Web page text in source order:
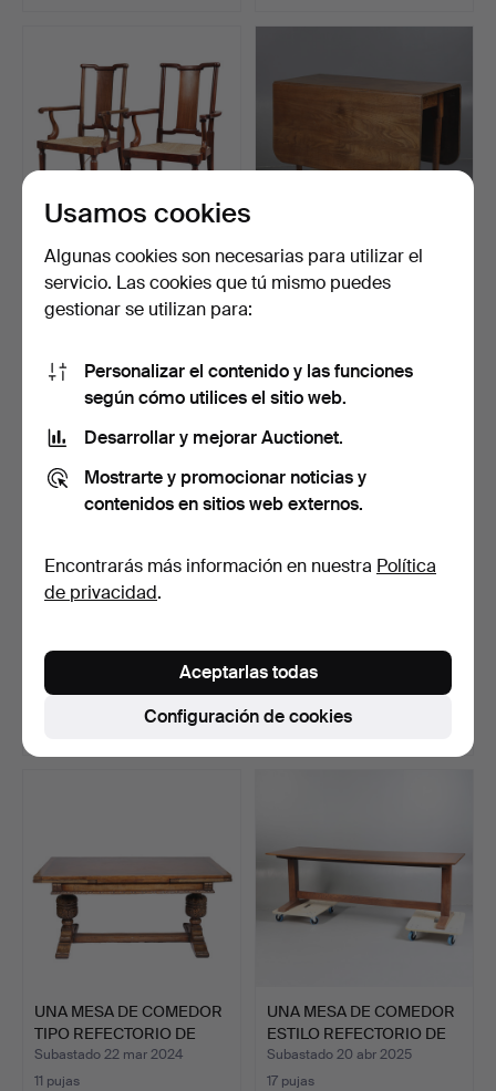
88.PAR DE SILLONES
ANGLOCHINOS DE
CAOBA (2).
189 USD
UNA MESA DE COMEDOR
CON HOJAS ABATIBLES
175 USD
CON PEDESTAL ESTILO
GE…
DE ROBLE ESTILO
GEORG…
Subastado 26 mar 2024
19 pujas
UNA MESA DE COMEDOR
TIPO REFECTORIO DE
ROB…
Subastado 22 mar 2024
11 pujas
UNA MESA DE COMEDOR
ESTILO REFECTORIO DE
R…
Subastado 20 abr 2025
17 pujas
Usamos cookies
Algunas cookies son necesarias para utilizar el
servicio. Las cookies que tú mismo puedes
gestionar se utilizan para:
Personalizar el contenido y las funciones
según cómo utilices el sitio web.
Desarrollar y mejorar Auctionet.
Mostrarte y promocionar noticias y
contenidos en sitios web externos.
Encontrarás más información en nuestra Política
de privacidad.
Configuración de cookies
Aceptarlas todas